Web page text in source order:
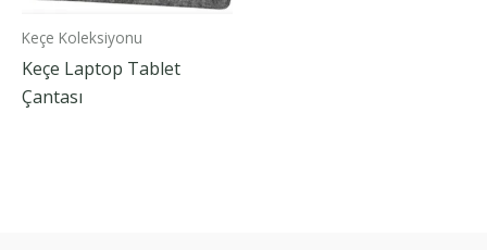
Keçe Koleksiyonu
Keçe Laptop Tablet
Çantası